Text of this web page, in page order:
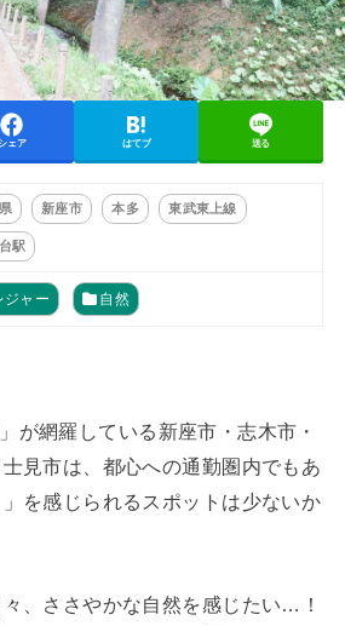
シェア はてブ 送る
新座市 本多 東武東上線
駅
ジャー 自然
が網羅している新座市・志木市・
見市は、都心への通勤圏内でもあ
を感じられるスポットは少ないか
、ささやかな自然を感じたい…！